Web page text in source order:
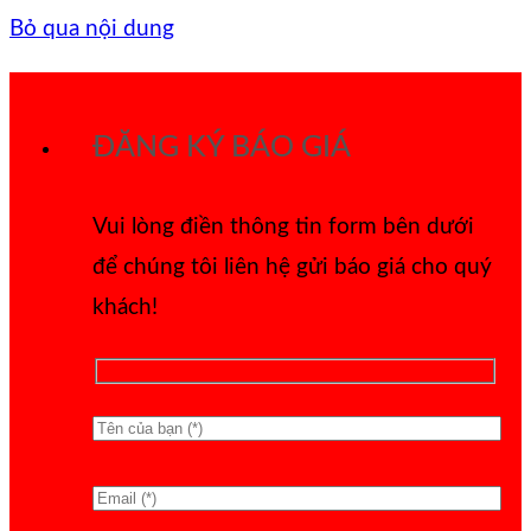
Bỏ qua nội dung
ĐĂNG KÝ BÁO GIÁ
Vui lòng điền thông tin form bên dưới
để chúng tôi liên hệ gửi báo giá cho quý
khách!